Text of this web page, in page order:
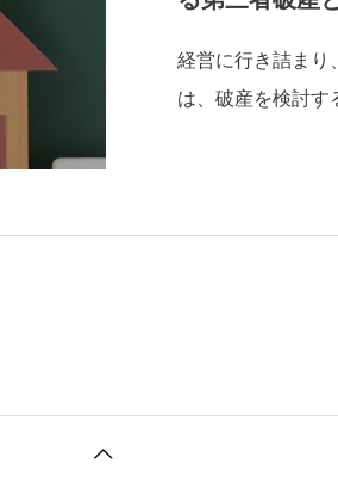
経営に行き詰まり
は、破産を検討す